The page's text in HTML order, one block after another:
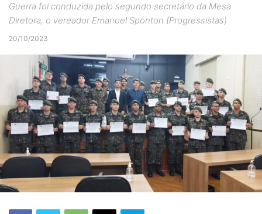
Guerra foi conduzida pelo segundo secretário da Mesa
Diretora, o vereador Emanoel Sponton (Progressistas)
20/10/2023